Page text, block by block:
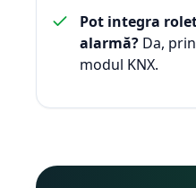
Pot integra
alarmă? Da,
modul KNX.